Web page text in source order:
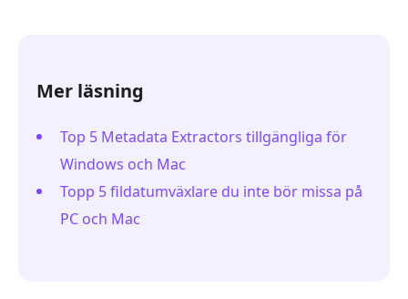
Mer läsning
Top 5 Metadata Extractors tillgängliga för
Windows och Mac
Topp 5 fildatumväxlare du inte bör missa på
PC och Mac